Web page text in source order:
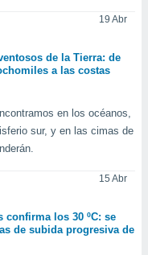
19 Abr
de la Tierra: de
a las costas
en los océanos,
sur, y en las cimas de
15 Abr
confirma los 30 ºC: se
de subida progresiva de